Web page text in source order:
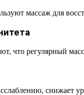
массаж для
что регулярный
снижает